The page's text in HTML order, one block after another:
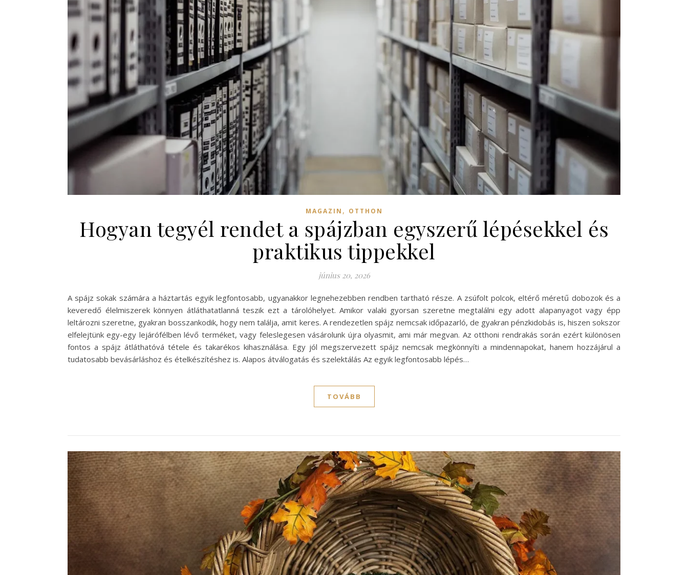
MAGAZIN , OTTHON
Hogyan tegyél rendet a spájzban egyszerű lépésekkel és
praktikus tippekkel
június 20, 2026
A spájz sokak számára a háztartás egyik legfontosabb, ugyanakkor legnehezebben rendben tartható része. A zsúfolt polcok, eltérő méretű dobozok és a
keveredő élelmiszerek könnyen átláthatatlanná teszik ezt a tárolóhelyet. Amikor valaki gyorsan szeretne megtalálni egy adott alapanyagot vagy épp
leltározni szeretne, gyakran bosszankodik, hogy nem találja, amit keres. A rendezetlen spájz nemcsak időpazarló, de gyakran pénzkidobás is, hiszen sokszor
elfelejtünk egy-egy lejárófélben lévő terméket, vagy feleslegesen vásárolunk újra olyasmit, ami már megvan. Az otthoni rendrakás során ezért különösen
fontos a spájz átláthatóvá tétele és takarékos kihasználása. Egy jól megszervezett spájz nemcsak megkönnyíti a mindennapokat, hanem hozzájárul a
tudatosabb bevásárláshoz és ételkészítéshez is. Alapos átválogatás és szelektálás Az egyik legfontosabb lépés…
TOVÁBB